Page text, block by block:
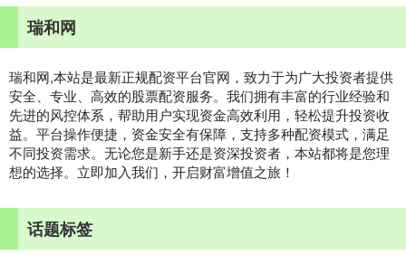
瑞和网
瑞和网,本站是最新正规配资平台官网，致力于为广大投资者提供
安全、专业、高效的股票配资服务。我们拥有丰富的行业经验和
先进的风控体系，帮助用户实现资金高效利用，轻松提升投资收
益。平台操作便捷，资金安全有保障，支持多种配资模式，满足
不同投资需求。无论您是新手还是资深投资者，本站都将是您理
想的选择。立即加入我们，开启财富增值之旅！
话题标签